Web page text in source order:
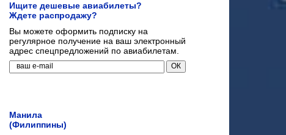
Ищите дешевые авиабилеты?
Ждете распродажу?
Вы можете оформить подписку на
регулярное получение на ваш электронный
адрес спецпредложений по авиабилетам.
Манила
(Филиппины)